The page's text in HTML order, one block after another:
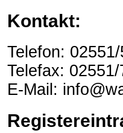
Kontakt:
Telefon:
Telefax:
E-Mail: